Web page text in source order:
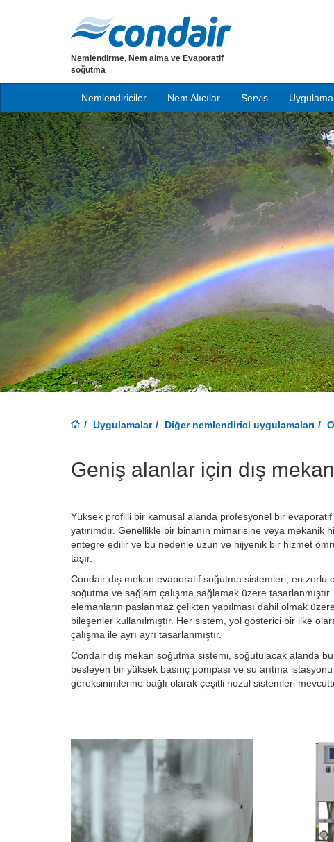
Nemlendirme, Nem alma ve Evaporatif
soğutma
Nemlendiriciler Nem Alıcılar Servis
Uygulamalar Diğer nemlendirici uygulamaları
Geniş alanlar için dış
Yüksek profilli bir kamusal alanda profesyonel bir
yatırımdır. Genellikle bir binanın mimarisine veya mekanik
entegre edilir ve bu nedenle uzun ve hijyenik bir hizmet
taşır.
Condair dış mekan evaporatif soğutma sistemleri, en zorlu
soğutma ve sağlam çalışma sağlamak üzere
elemanların paslanmaz çelikten yapılması dahil olmak
bileşenler kullanılmıştır. Her sistem, yol gösterici bir ilke
çalışma ile ayrı ayrı tasarlanmıştır.
Condair dış mekan soğutma sistemi, soğutulacak alanda
besleyen bir yüksek basınç pompası ve su arıtma
gereksinimlerine bağlı olarak çeşitli nozul sistemleri